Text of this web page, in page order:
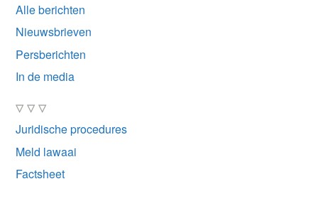
Alle berichten
Nieuwsbrieven
Persberichten
In de media
▽ ▽ ▽
Juridische procedures
Meld lawaai
Factsheet